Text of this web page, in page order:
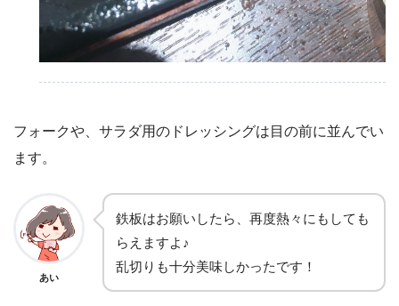
フォークや、サラダ用のドレッシングは目の前に並んでい
ます。
あい
鉄板はお願いしたら、再度熱々にもしても
らえますよ♪
乱切りも十分美味しかったです！